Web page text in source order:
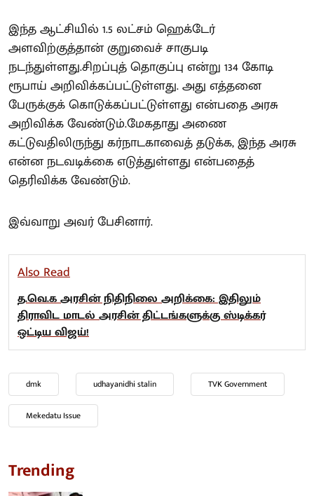
இந்த ஆட்சியில் 1.5 லட்சம் ஹெக்டேர்
அளவிற்குத்தான் குறுவைச் சாகுபடி
நடந்துள்ளது.சிறப்புத் தொகுப்பு என்று 134 கோடி
ரூபாய் அறிவிக்கப்பட்டுள்ளது. அது எத்தனை
பேருக்குக் கொடுக்கப்பட்டுள்ளது என்பதை அரசு
அறிவிக்க வேண்டும்.மேகதாது அணை
கட்டுவதிலிருந்து கர்நாடகாவைத் தடுக்க, இந்த அரசு
என்ன நடவடிக்கை எடுத்துள்ளது என்பதைத்
தெரிவிக்க வேண்டும்.
இவ்வாறு அவர் பேசினார்.
Also Read
த.வெ.க அரசின் நிதிநிலை அறிக்கை: இதிலும்
திராவிட மாடல் அரசின் திட்டங்களுக்கு ஸ்டிக்கர்
ஒட்டிய விஜய்!
dmk udhayanidhi stalin TVK Government
Mekedatu Issue
Trending